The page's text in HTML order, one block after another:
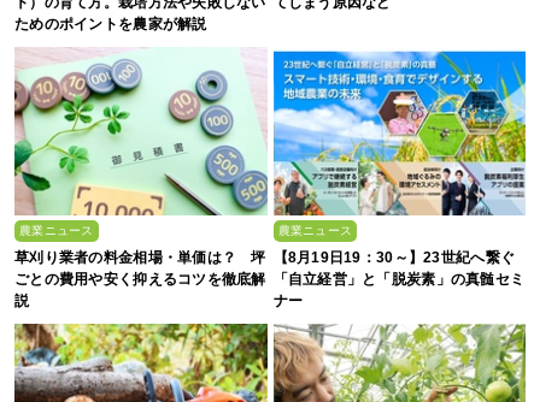
ためのポイントを農家が解説
農業ニュース
草刈り業者の料金相場・単価は？ 坪
ごとの費用や安く抑えるコツを徹底解
説
農業ニュース
【8月19日19：30～】23世紀へ繋ぐ
「自立経営」と「脱炭素」の真髄セミ
ナー